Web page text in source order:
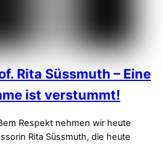
Rita Süssmuth – Eine
ist verstummt!
Respekt nehmen wir heute
Rita Süssmuth, die heute